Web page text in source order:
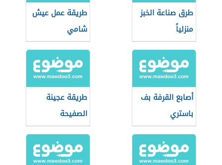
طرق صناعة الخبز
منزلياً
طريقة عمل عيش
شامي
أصابع القرفة بف
باستري
طريقة عجينة
الصفيحة